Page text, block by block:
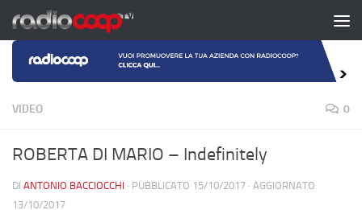
Salta al contenuto
VIDEO 0
ROBERTA DI MARIO – Indefinitely
DI ANTONIO BACCIOCCHI · PUBBLICATO 15/10/2017 · AGGIORNATO
13/10/2017